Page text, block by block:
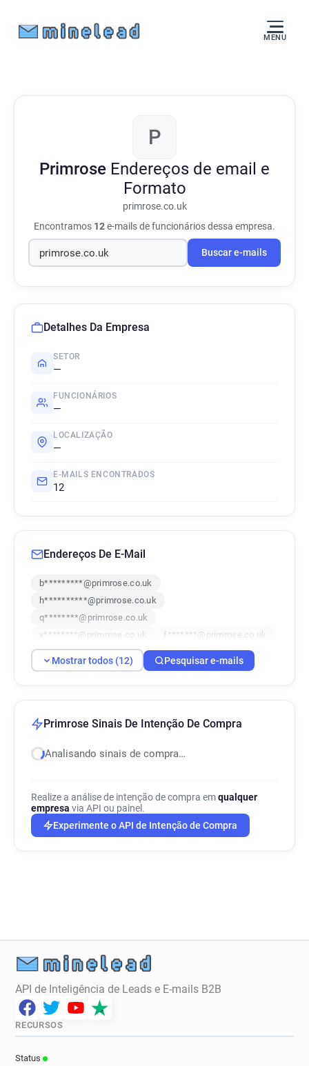
MENU
P
Primrose Endereços de email e
Formato
primrose.co.uk
Encontramos 12e-mails de funcionários dessa empresa.
Buscar e-mails
Detalhes Da Empresa
SETOR
—
FUNCIONÁRIOS
—
LOCALIZAÇÃO
—
E-MAILS ENCONTRADOS
12
Endereços De E-Mail
b*********@primrose.co.uk
h**********@primrose.co.uk
q********@primrose.co.uk
x********@primrose.co.uk
f*******@primrose.co.uk
r*****@primrose.co.uk
n*********@primrose.co.uk
y**********@primrose.co.uk
z***********@primrose.co.uk
Mostrar todos (12) Pesquisar e-mails
Primrose Sinais De Intenção De Compra
Analisando sinais de compra…
Realize a análise de intenção de compra emqualquer
empresa via API ou painel.
Experimente o API de Intenção de Compra
API de Inteligência de Leads e E-mails B2B
RECURSOS
Status